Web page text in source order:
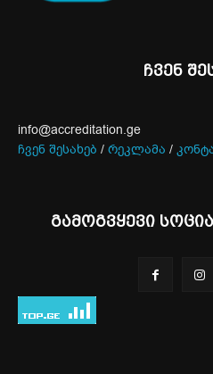
ჩვენ
info@accreditation.ge
ჩვენ შესახებ / რეკლამა /
გამოგვყევი